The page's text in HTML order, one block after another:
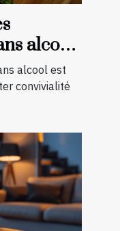
alcool
alcool est
convivialité